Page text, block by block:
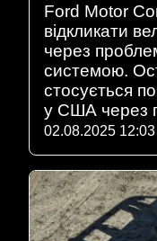
Ford Motor
відкликати
через
системою.
стосується
у США через
02.08.2025 12:03